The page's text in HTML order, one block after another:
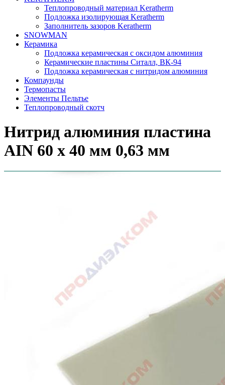
Теплопроводный материал Keratherm
Подложка изолирующая Keratherm
Заполнитель зазоров Keratherm
SNOWMAN
Керамика
Подложка керамическая с оксидом алюминия
Керамические пластины Ситалл, ВК-94
Подложка керамическая с нитридом алюминия
Компаунды
Термопасты
Элементы Пельтье
Теплопроводный скотч
Нитрид алюминия пластина
AIN 60 х 40 мм 0,63 мм